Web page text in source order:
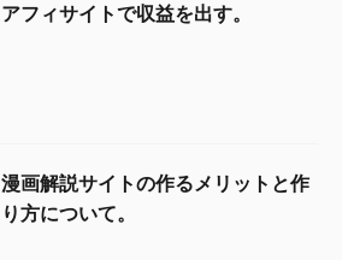
アフィサイトで収益を出す。
漫画解説サイトの作るメリットと作
り方について。